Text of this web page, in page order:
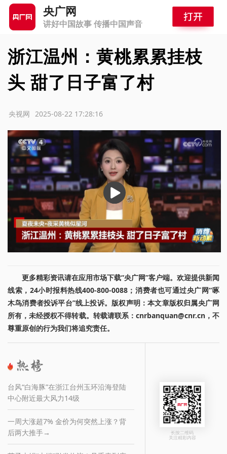
央广网
讲好中国故事 传播中国声音
浙江温州：黄桃累累挂枝
头 甜了日子富了村
2025-08-22 17:28:16
央视网
播
放
更多精彩资讯请在应用市场下载“央广网”客户端。欢迎提供新闻
线索，24小时报料热线400-800-0088；消费者也可通过央广网“啄
木鸟消费者投诉平台”线上投诉。版权声明：本文章版权归属央广网
所有，未经授权不得转载。转载请联系：cnrbanquan@cnr.cn，不
尊重原创的行为我们将追究责任。
台风“白海豚”在浙江台州玉环沿海登陆
中心附近最大风力14级
一周大涨超7% 金价为何突然上涨？背
后两大推手→
长按二维码
关注精彩内容